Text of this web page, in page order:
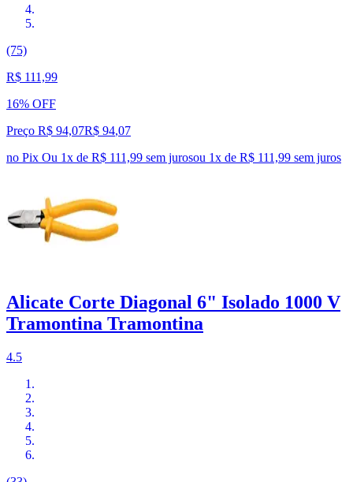
(75)
R$ 111,99
16% OFF
Preço R$ 94,07R$ 94,07
no Pix Ou 1x de R$ 111,99 sem jurosou 1x de R$ 111,99 sem juros
Alicate Corte Diagonal 6" Isolado 1000 V
Tramontina Tramontina
4.5